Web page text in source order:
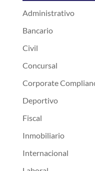
Administrativo
Bancario
Civil
Concursal
Corporate
Deportivo
Fiscal
Inmobiliario
Internacional